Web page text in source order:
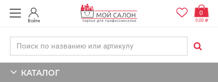
Войти
0
0,00
КАТАЛОГ